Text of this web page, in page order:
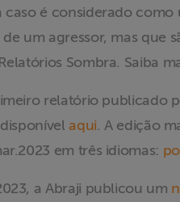
caso é considerado como
de um agressor, mas que
Sombra. Saiba
relatório publicado
aqui. A edição
em três idiomas:
a Abraji publicou um